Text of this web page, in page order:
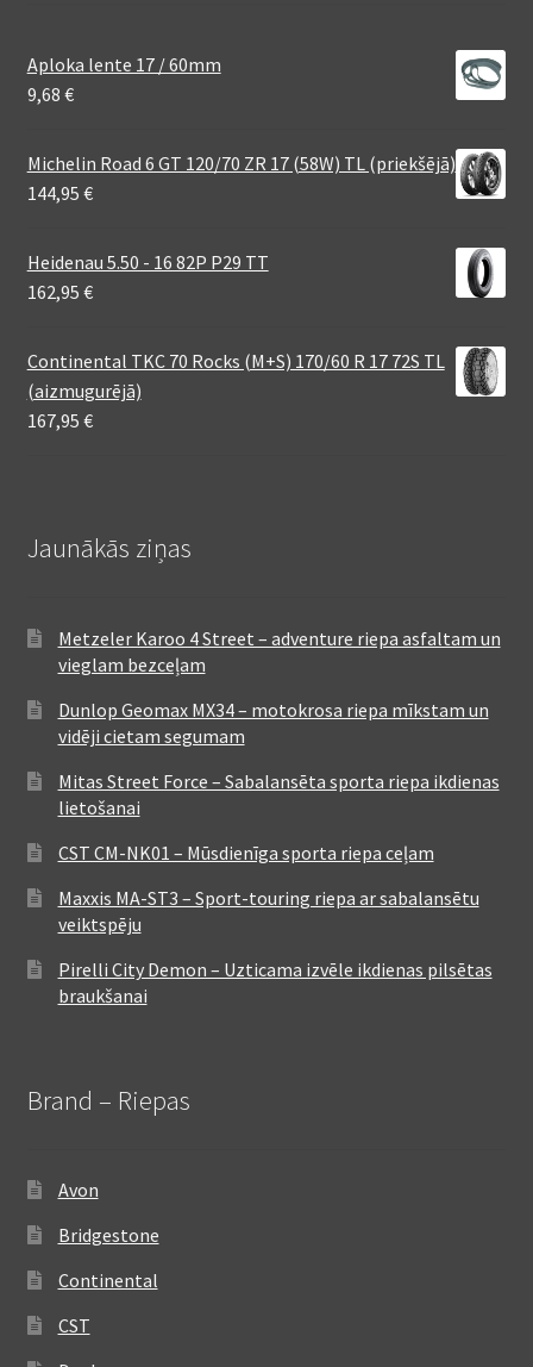
Aploka lente 17 / 60mm
9,68 €
Michelin Road 6 GT 120/70 ZR 17 (58W) TL (priekšējā)
144,95 €
Heidenau 5.50 - 16 82P P29 TT
162,95 €
Continental TKC 70 Rocks (M+S) 170/60 R 17 72S TL
(aizmugurējā)
167,95 €
Jaunākās ziņas
Metzeler Karoo 4 Street – adventure riepa asfaltam un
vieglam bezceļam
Dunlop Geomax MX34 – motokrosa riepa mīkstam un
vidēji cietam segumam
Mitas Street Force – Sabalansēta sporta riepa ikdienas
lietošanai
CST CM-NK01 – Mūsdienīga sporta riepa ceļam
Maxxis MA-ST3 – Sport-touring riepa ar sabalansētu
veiktspēju
Pirelli City Demon – Uzticama izvēle ikdienas pilsētas
braukšanai
Brand – Riepas
Avon
Bridgestone
Continental
CST